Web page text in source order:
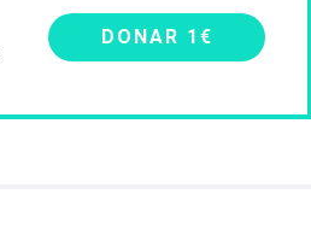
DONAR 1€